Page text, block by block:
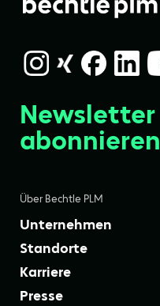
Über Bechtle PLM
Unternehmen
Standorte
Karriere
Presse
Newsletter
abonnieren